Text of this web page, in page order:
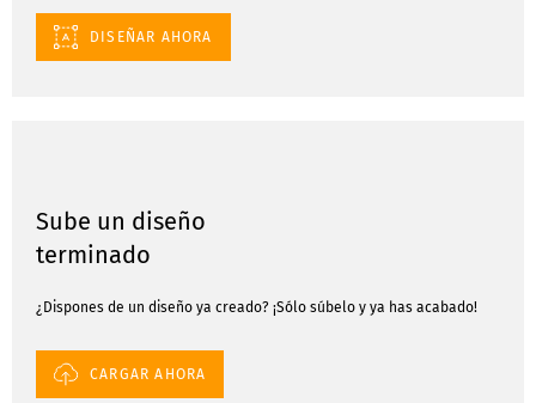
DISEÑAR AHORA
Sube un diseño
terminado
¿Dispones de un diseño ya creado? ¡Sólo súbelo y ya has acabado!
CARGAR AHORA